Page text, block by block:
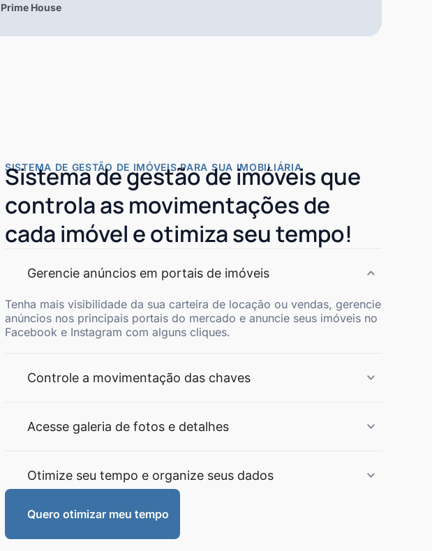
Prime House
SISTEMA DE GESTÃO DE IMÓVEIS PARA SUA IMOBILIÁRIA
Sistema de gestão de imóveis que
controla as movimentações de
cada imóvel e otimiza seu tempo!
Gerencie anúncios em portais de imóveis
Tenha mais visibilidade da sua carteira de locação ou vendas, gerencie
anúncios nos principais portais do mercado e anuncie seus imóveis no
Facebook e Instagram com alguns cliques.
Controle a movimentação das chaves
Acesse galeria de fotos e detalhes
Otimize seu tempo e organize seus dados
Quero otimizar meu tempo